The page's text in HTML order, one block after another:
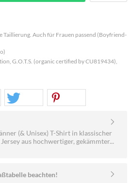
Taillierung. Auch für Frauen passend (Boyfriend-
G.O.T.S. (organic certified by CU819434),
(& Unisex) T-Shirt in klassischer
aus hochwertiger, gekämmter...
beachten!